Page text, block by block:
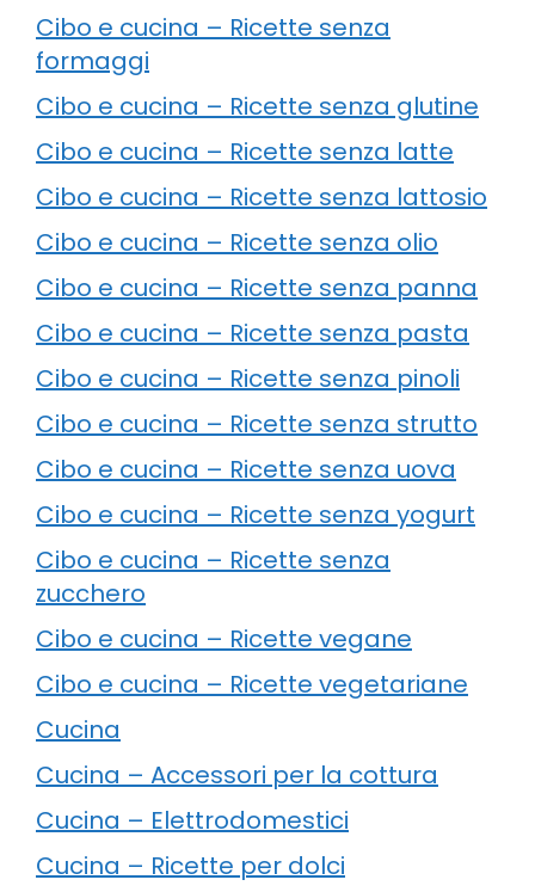
Cibo e cucina – Ricette senza
formaggi
Cibo e cucina – Ricette senza glutine
Cibo e cucina – Ricette senza latte
Cibo e cucina – Ricette senza lattosio
Cibo e cucina – Ricette senza olio
Cibo e cucina – Ricette senza panna
Cibo e cucina – Ricette senza pasta
Cibo e cucina – Ricette senza pinoli
Cibo e cucina – Ricette senza strutto
Cibo e cucina – Ricette senza uova
Cibo e cucina – Ricette senza yogurt
Cibo e cucina – Ricette senza
zucchero
Cibo e cucina – Ricette vegane
Cibo e cucina – Ricette vegetariane
Cucina
Cucina – Accessori per la cottura
Cucina – Elettrodomestici
Cucina – Ricette per dolci